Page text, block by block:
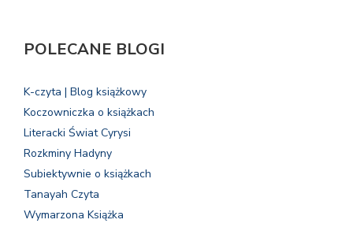
POLECANE BLOGI
K-czyta | Blog książkowy
Koczowniczka o książkach
Literacki Świat Cyrysi
Rozkminy Hadyny
Subiektywnie o książkach
Tanayah Czyta
Wymarzona Książka